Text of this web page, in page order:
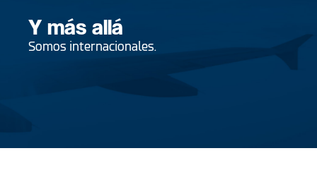
Y más allá
Somos internacionales.